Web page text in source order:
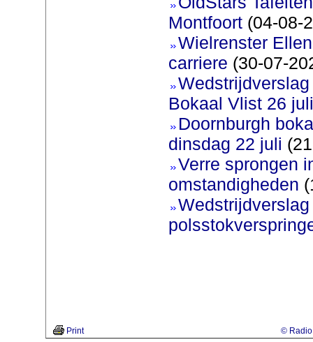
Montfoort(04-08-
Wielrenster
carriere (30-07-
Bokaal Vlist 26
Doornburgh
dinsdag 22 juli
Verre sprongen
omstandigheden
Print © Radio